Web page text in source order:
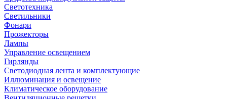
Светотехника
Светильники
Фонари
Прожекторы
Лампы
Управление освещением
Гирлянды
Светодиодная лента и комплектующие
Иллюминация и освещение
Климатическое оборудование